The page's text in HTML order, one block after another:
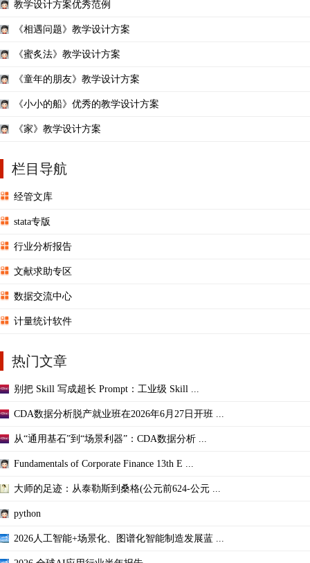
教学设计方案优秀范例
《相遇问题》教学设计方案
《蜜炙法》教学设计方案
《童年的朋友》教学设计方案
《小小的船》优秀的教学设计方案
《家》教学设计方案
栏目导航
经管文库
stata专版
行业分析报告
文献求助专区
数据交流中心
计量统计软件
热门文章
别把 Skill 写成超长 Prompt：工业级 Skill ...
CDA数据分析脱产就业班在2026年6月27日开班 ...
从“通用基石”到“场景利器”：CDA数据分析 ...
Fundamentals of Corporate Finance 13th E ...
大师的足迹：从泰勒斯到桑格(公元前624-公元 ...
python
2026人工智能+场景化、图谱化智能制造发展蓝 ...